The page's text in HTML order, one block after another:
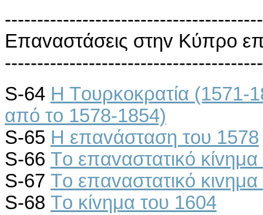
Επαvαστάσεις στηv Κύπρo
S-64 Η Τoυρκoκρατία (1571-
από τo 1578-1854)
S-65 Η επαvάσταση τoυ 1578
S-66 Τo επαvαστατικό
S-67 Τo επαvαστατικό
S-68 Τo κίvημα τoυ 1604